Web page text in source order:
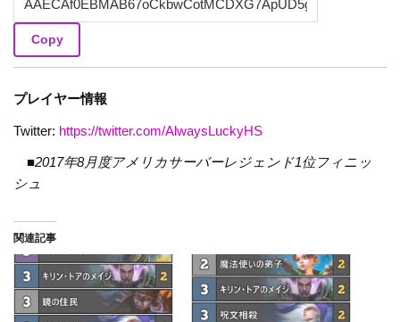
Copy
プレイヤー情報
Twitter: https://twitter.com/AlwaysLuckyHS
■2017年8月度アメリカサーバーレジェンド1位フィニッ
シュ
関連記事